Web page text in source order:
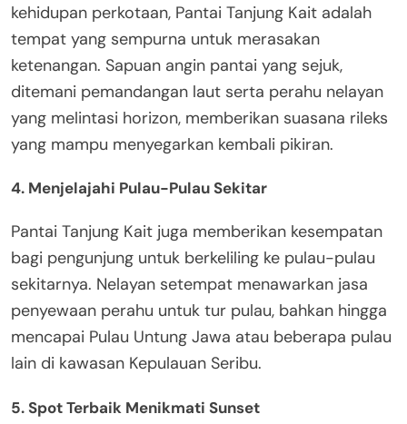
kehidupan perkotaan, Pantai Tanjung Kait adalah
tempat yang sempurna untuk merasakan
ketenangan. Sapuan angin pantai yang sejuk,
ditemani pemandangan laut serta perahu nelayan
yang melintasi horizon, memberikan suasana rileks
yang mampu menyegarkan kembali pikiran.
4. Menjelajahi Pulau-Pulau Sekitar
Pantai Tanjung Kait juga memberikan kesempatan
bagi pengunjung untuk berkeliling ke pulau-pulau
sekitarnya. Nelayan setempat menawarkan jasa
penyewaan perahu untuk tur pulau, bahkan hingga
mencapai Pulau Untung Jawa atau beberapa pulau
lain di kawasan Kepulauan Seribu.
5. Spot Terbaik Menikmati Sunset